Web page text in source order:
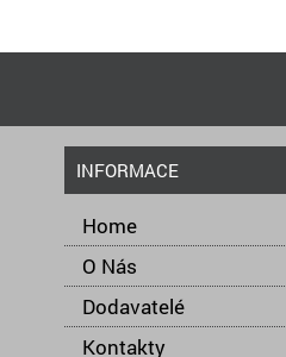
INFORMACE
Home
O Nás
Dodavatelé
Kontakty